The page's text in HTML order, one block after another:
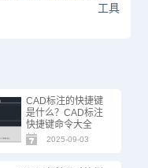
工具
CAD标注的快捷键
是什么？CAD标注
快捷键命令大全
2025-09-03